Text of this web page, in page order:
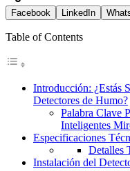
Facebook LinkedIn
Table of Contents
Introducción: ¿Estás
Detectores de Humo?
Palabra Clave
Inteligentes
Especificaciones
Detalles
Instalación del